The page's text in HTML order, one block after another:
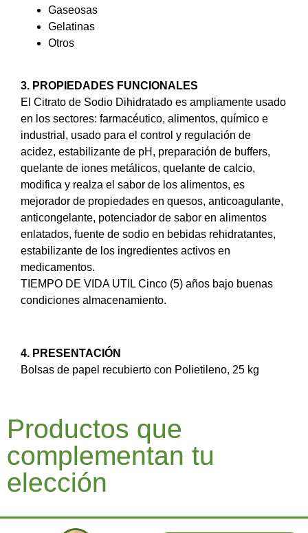
Gaseosas
Gelatinas
Otros
3. PROPIEDADES FUNCIONALES
El Citrato de Sodio Dihidratado es ampliamente usado
en los sectores: farmacéutico, alimentos, químico e
industrial, usado para el control y regulación de
acidez, estabilizante de pH, preparación de buffers,
quelante de iones metálicos, quelante de calcio,
modifica y realza el sabor de los alimentos, es
mejorador de propiedades en quesos, anticoagulante,
anticongelante, potenciador de sabor en alimentos
enlatados, fuente de sodio en bebidas rehidratantes,
estabilizante de los ingredientes activos en
medicamentos.
TIEMPO DE VIDA UTIL Cinco (5) años bajo buenas
condiciones almacenamiento.
4. PRESENTACIÓN
Bolsas de papel recubierto con Polietileno, 25 kg
Productos que
complementan tu
elección